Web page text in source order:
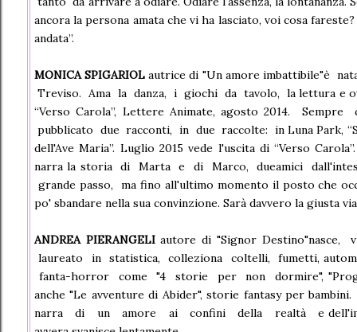
ancora la persona amata che vi ha lasciato, voi cosa
andata”.
MONICA SPIGARIOL autrice di "Un amore imbattibile"è
Treviso. Ama la danza, i giochi da tavolo, la lettura e
“Verso Carola”, Lettere Animate, agosto 2014.
pubblicato due racconti, in due raccolte: in Luna Park,
dell'Ave Maria”. Luglio 2015 vede l'uscita di “Verso
narra la storia di Marta e di Marco, dueamici
grande passo, ma fino all'ultimo momento il posto che
po' sbandare nella sua convinzione. Sarà davvero la giusta
ANDREA PIERANGELI autore di "Signor
laureato in statistica, colleziona coltelli, fumetti,
fanta-horror come "4 storie per non dormire",
anche "Le avventure di Abider", storie fantasy per
narra di un amore ai confini della realtà e